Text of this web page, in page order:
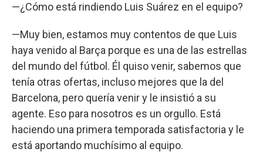
—¿Cómo está rindiendo Luis Suárez en el equipo?
—Muy bien, estamos muy contentos de que Luis
haya venido al Barça porque es una de las estrellas
del mundo del fútbol. Él quiso venir, sabemos que
tenía otras ofertas, incluso mejores que la del
Barcelona, pero quería venir y le insistió a su
agente. Eso para nosotros es un orgullo. Está
haciendo una primera temporada satisfactoria y le
está aportando muchísimo al equipo.